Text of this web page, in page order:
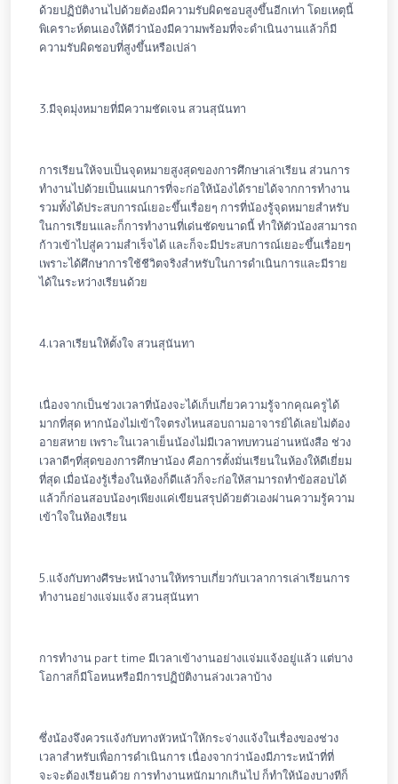
ด้วยปฏิบัติงานไปด้วยต้องมีความรับผิดชอบสูงขึ้นอีกเท่า โดยเหตุนี้
พิเคราะห์ตนเองให้ดีว่าน้องมีความพร้อมที่จะดำเนินงานแล้วก็มี
ความรับผิดชอบที่สูงขึ้นหรือเปล่า
3.มีจุดมุ่งหมายที่มีความชัดเจน สวนสุนันทา
การเรียนให้จบเป็นจุดหมายสูงสุดของการศึกษาเล่าเรียน ส่วนการ
ทำงานไปด้วยเป็นแผนการที่จะก่อให้น้องได้รายได้จากการทำงาน
รวมทั้งได้ประสบการณ์เยอะขึ้นเรื่อยๆ การที่น้องรู้จุดหมายสำหรับ
ในการเรียนและก็การทำงานที่เด่นชัดขนาดนี้ ทำให้ตัวน้องสามารถ
ก้าวเข้าไปสู่ความสำเร็จได้ และก็จะมีประสบการณ์เยอะขึ้นเรื่อยๆ
เพราะได้ศึกษาการใช้ชีวิตจริงสำหรับในการดำเนินการและมีราย
ได้ในระหว่างเรียนด้วย
4.เวลาเรียนให้ตั้งใจ สวนสุนันทา
เนื่องจากเป็นช่วงเวลาที่น้องจะได้เก็บเกี่ยวความรู้จากคุณครูได้
มากที่สุด หากน้องไม่เข้าใจตรงไหนสอบถามอาจารย์ได้เลยไม่ต้อง
อายสหาย เพราะในเวลาเย็นน้องไม่มีเวลาทบทวนอ่านหนังสือ ช่วง
เวลาดีๆที่สุดของการศึกษาน้อง คือการตั้งมั่นเรียนในห้องให้ดีเยี่ยม
ที่สุด เมื่อน้องรู้เรื่องในห้องก็ดีแล้วก็จะก่อให้สามารถทำข้อสอบได้
แล้วก็ก่อนสอบน้องๆเพียงแค่เขียนสรุปด้วยตัวเองผ่านความรู้ความ
เข้าใจในห้องเรียน
5.แจ้งกับทางศีรษะหน้างานให้ทราบเกี่ยวกับเวลาการเล่าเรียนการ
ทำงานอย่างแจ่มแจ้ง สวนสุนันทา
การทำงาน part time มีเวลาเข้างานอย่างแจ่มแจ้งอยู่แล้ว แต่บาง
โอกาสก็มีโอหนหรือมีการปฏิบัติงานล่วงเวลาบ้าง
ซึ่งน้องจึงควรแจ้งกับทางหัวหน้าให้กระจ่างแจ้งในเรื่องของช่วง
เวลาสำหรับเพื่อการดำเนินการ เนื่องจากว่าน้องมีภาระหน้าที่ที่
จะจะต้องเรียนด้วย การทำงานหนักมากเกินไป ก็ทำให้น้องบางทีก็